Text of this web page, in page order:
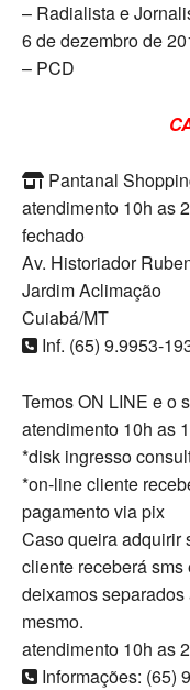
– Radialista e
6 de dezembro de
– PCD
Pantanal
atendimento 10h as
fechado
Av. Historiador
Jardim Aclimação
Cuiabá/MT
Inf. (65) 9.9953-
Temos ON LINE e o
atendimento 10h as
*disk ingresso
*on-line cliente
pagamento via pix
Caso queira adquirir
cliente receberá
deixamos
mesmo.
atendimento 10h as
Informações: (65)